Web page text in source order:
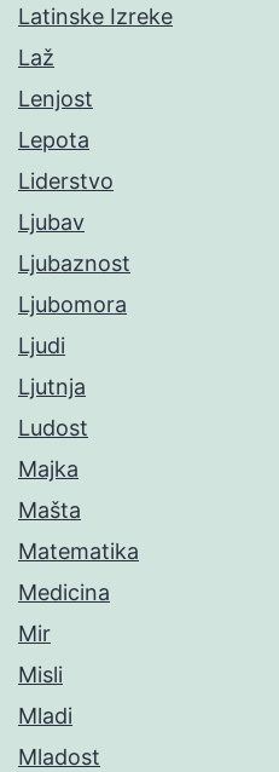
Latinske Izreke
Laž
Lenjost
Lepota
Liderstvo
Ljubav
Ljubaznost
Ljubomora
Ljudi
Ljutnja
Ludost
Majka
Mašta
Matematika
Medicina
Mir
Misli
Mladi
Mladost